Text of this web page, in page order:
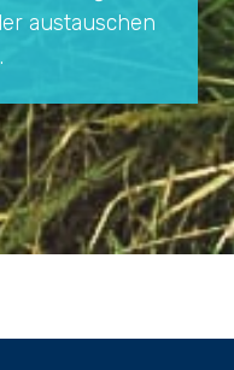
austauschen